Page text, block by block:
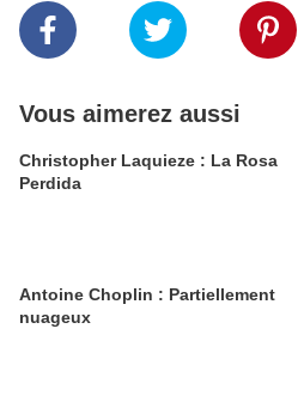
Vous aimerez aussi
Christopher Laquieze : La Rosa
Perdida
Antoine Choplin : Partiellement
nuageux